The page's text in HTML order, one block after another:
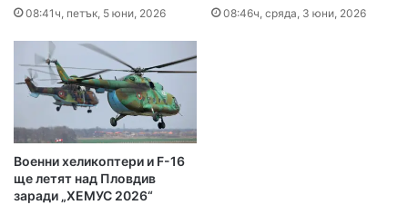
08:41ч, петък, 5 юни, 2026 08:46ч, сряда, 3 юни, 2026
Военни хеликоптери и F-16
ще летят над Пловдив
заради „ХЕМУС 2026“